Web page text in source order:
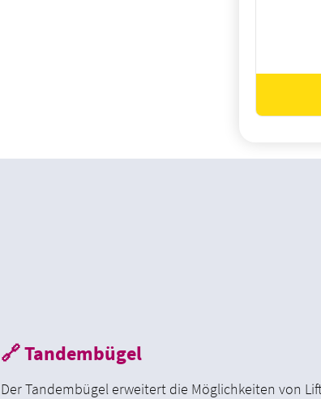
🔗 Tandembügel
Der Tandembügel erweitert die Möglichkeiten von